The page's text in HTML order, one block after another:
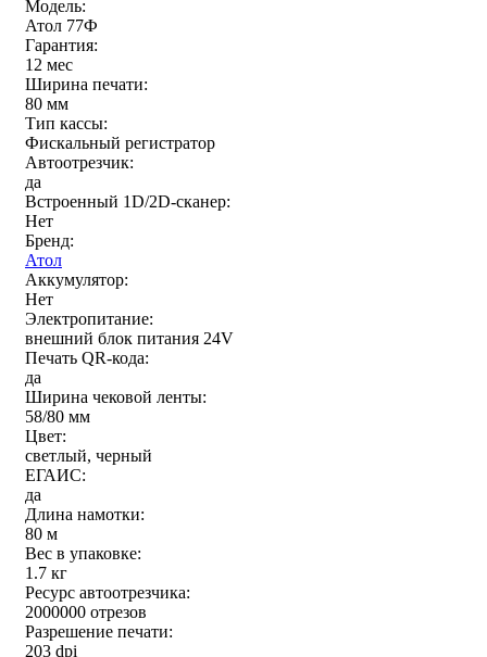
Модель:
Атол 77Ф
Гарантия:
12 мес
Ширина печати:
80 мм
Тип кассы:
Фискальный регистратор
Автоотрезчик:
да
Встроенный 1D/2D-сканер:
Нет
Бренд:
Атол
Аккумулятор:
Нет
Электропитание:
внешний блок питания 24V
Печать QR-кода:
да
Ширина чековой ленты:
58/80 мм
Цвет:
светлый, черный
ЕГАИС:
да
Длина намотки:
80 м
Вес в упаковке:
1.7 кг
Ресурс автоотрезчика:
2000000 отрезов
Разрешение печати:
203 dpi